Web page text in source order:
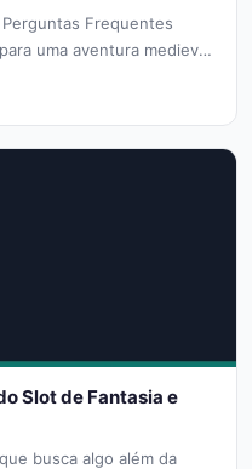
Frequentes
uma aventura medieval
Slot de Fantasia e
busca algo além da